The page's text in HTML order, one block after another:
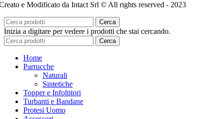
e Modificato da Intact Srl © All rights reserved - 2023
Cerca
Inizia a digitare per vedere i prodotti che stai cercando.
Cerca
Home
Parrucche
Naturali
Sintetiche
Topper e Infoltitori
Turbanti e Bandane
Protesi Uomo